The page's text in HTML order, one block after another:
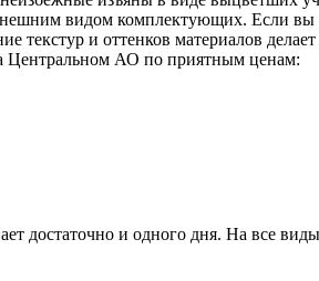
видом комплектующих. Если
текстур и оттенков материалов
Центральном АО по приятным ценам:
достаточно и одного дня. На все